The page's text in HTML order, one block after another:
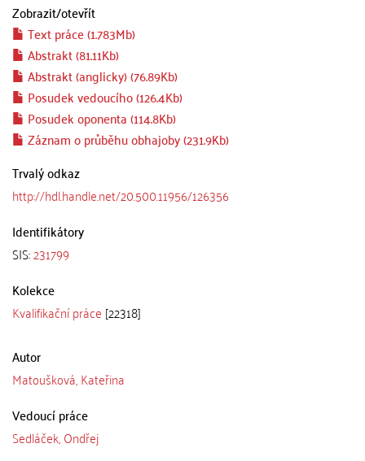
Zobrazit/otevřít
Text práce (1.783Mb)
Abstrakt (81.11Kb)
Abstrakt (anglicky) (76.89Kb)
Posudek vedoucího (126.4Kb)
Posudek oponenta (114.8Kb)
Záznam o průběhu obhajoby (231.9Kb)
Trvalý odkaz
http://hdl.handle.net/20.500.11956/126356
Identifikátory
SIS:231799
Kolekce
Kvalifikační práce [22318]
Autor
Matoušková, Kateřina
Vedoucí práce
Sedláček, Ondřej